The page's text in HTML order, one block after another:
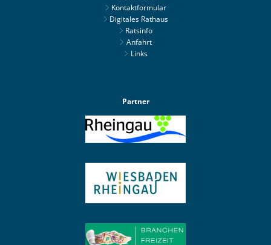
Kontaktformular
Digitales Rathaus
Ratsinfo
Anfahrt
Links
Partner